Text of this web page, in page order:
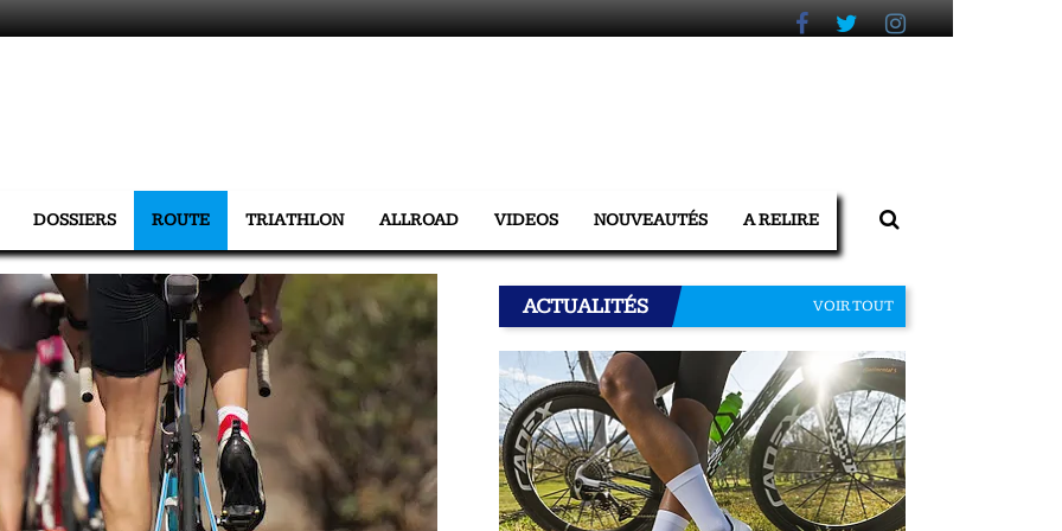
DOSSIERS ROUTE TRIATHLON ALLROAD VIDEOS NOUVEAUTÉS A RELIRE
ACTUALITÉS VOIR TOUT